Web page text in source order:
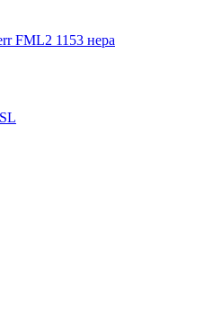
FML2 1153 нера